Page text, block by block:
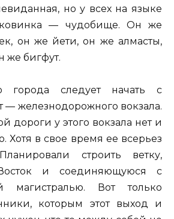
но у всех на языке
— чудобище. Он же
он же йети, он же алмасты,
же бигфут.
города следует начать с
— железнодорожного вокзала.
дороги у этого вокзала нет и
Хотя в свое время ее всерьез
строить ветку,
и соединяющуюся с
магистралью. Вот только
которым этот выход и